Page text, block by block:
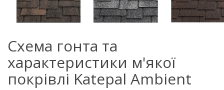
Схема гонта та
характеристики м'якої
покрівлі Katepal Ambient